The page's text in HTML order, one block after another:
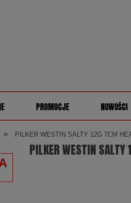
PROMOCJE NOWOŚCI
» PILKER WESTIN SALTY 12G 7CM
PILKER WESTIN